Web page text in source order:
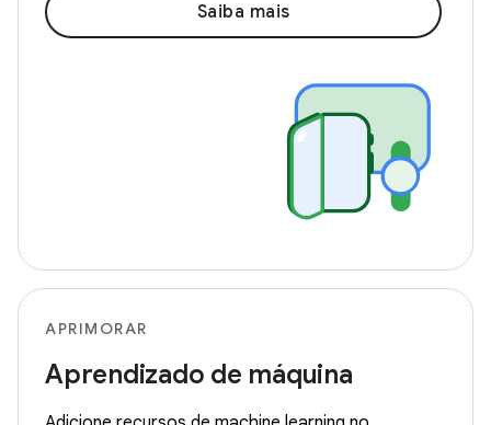
Saiba mais
APRIMORAR
Aprendizado de máquina